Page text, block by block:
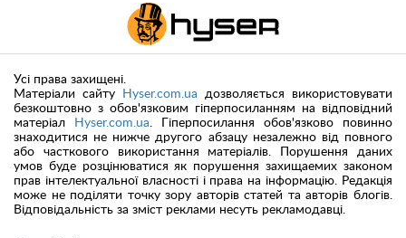
Усі права захищені.
Матеріали сайту
Hyser.com.ua дозволяється використовувати
безкоштовно з обов'язковим гіперпосиланням на відповідний
матеріал
Hyser.com.ua. Гіперпосилання обов'язково повинно
знаходитися не нижче другого абзацу незалежно від повного
або часткового використання матеріалів. Порушення даних
умов буде розцінюватися як порушення захищаемих законом
прав інтелектуальної власності і права на інформацію. Редакція
може не поділяти точку зору авторів статей та авторів блогів.
Відповідальність за зміст реклами несуть рекламодавці.